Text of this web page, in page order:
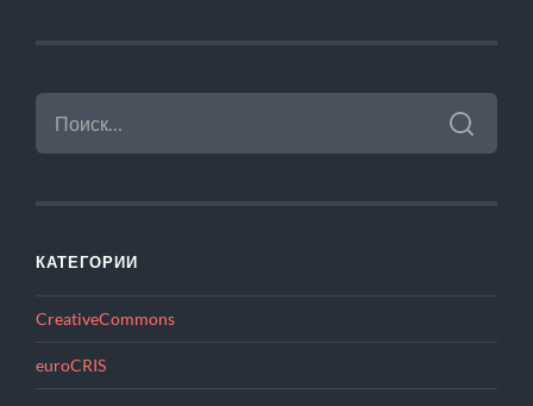
НАЙТИ:
КАТЕГОРИИ
CreativeCommons
euroCRIS